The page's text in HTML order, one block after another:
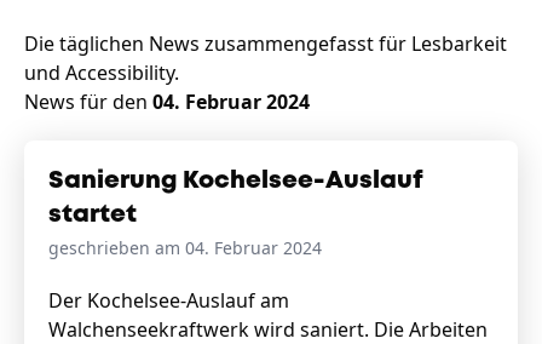
Newsreader
Stellenangebote
Die täglichen News zusammengefasst für Lesbarkeit
und Accessibility.
News für den 04. Februar 2024
Sanierung Kochelsee-Auslauf
startet
geschrieben am 04. Februar 2024
Der Kochelsee-Auslauf am
Walchenseekraftwerk wird saniert. Die Arbeiten